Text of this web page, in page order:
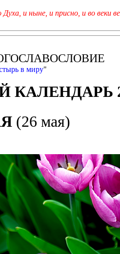
и ныне, и присно, и во веки
в миру"
(26 мая)